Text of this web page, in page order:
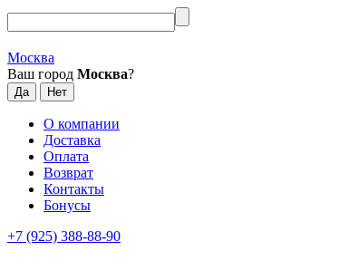
Москва
Ваш город Москва?
О компании
Доставка
Оплата
Возврат
Контакты
Бонусы
+7 (925) 388-88-90